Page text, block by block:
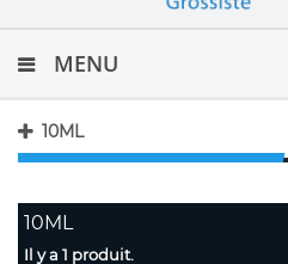
MENU
10ML
10ML
Il y a 1 produit.